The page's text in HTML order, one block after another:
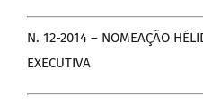
N. 12-2014 – NOMEAÇÃO
EXECUTIVA